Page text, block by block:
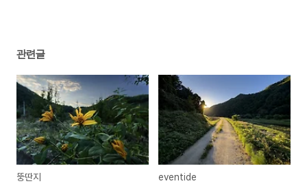
관련글
뚱딴지 eventide